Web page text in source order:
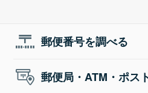
郵便番号を調べる
郵便局・ATM・ポス